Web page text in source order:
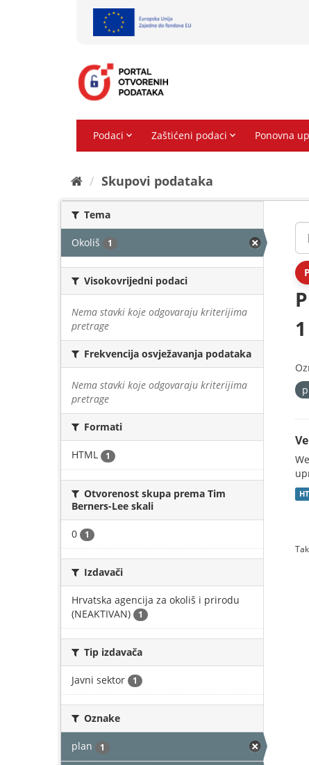
Skupovi podаtаkа
Tema
Okoliš 1
Visokovrijedni podaci
Nema stavki koje odgovaraju kriterijima
pretrage
Frekvencija osvježavanja podataka
Nema stavki koje odgovaraju kriterijima
pretrage
Formati
HTML 1
Otvorenost skupa prema Tim
Berners-Lee skali
0 1
Izdavači
Hrvatska agencija za okoliš i prirodu
(NEAKTIVAN)
1
Tip izdavača
Javni sektor 1
Oznake
plan 1
1